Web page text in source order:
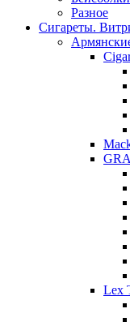
Разное
Сигареты.
Lex